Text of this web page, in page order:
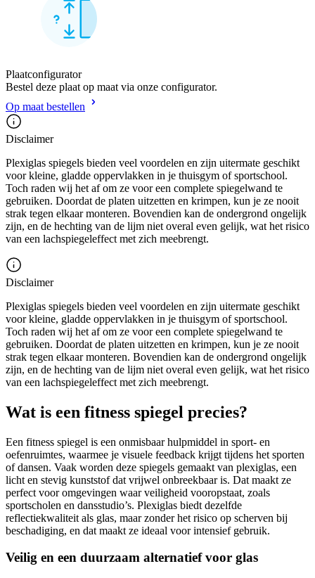
Plaatconfigurator
Bestel deze plaat op maat via onze configurator.
Op maat bestellen
Disclaimer
Plexiglas spiegels bieden veel voordelen en zijn uitermate geschikt
voor kleine, gladde oppervlakken in je thuisgym of sportschool.
Toch raden wij het af om ze voor een complete spiegelwand te
gebruiken. Doordat de platen uitzetten en krimpen, kun je ze nooit
strak tegen elkaar monteren. Bovendien kan de ondergrond ongelijk
zijn, en de hechting van de lijm niet overal even gelijk, wat het risico
van een lachspiegeleffect met zich meebrengt.
Disclaimer
Plexiglas spiegels bieden veel voordelen en zijn uitermate geschikt
voor kleine, gladde oppervlakken in je thuisgym of sportschool.
Toch raden wij het af om ze voor een complete spiegelwand te
gebruiken. Doordat de platen uitzetten en krimpen, kun je ze nooit
strak tegen elkaar monteren. Bovendien kan de ondergrond ongelijk
zijn, en de hechting van de lijm niet overal even gelijk, wat het risico
van een lachspiegeleffect met zich meebrengt.
Wat is een fitness spiegel precies?
Een fitness spiegel is een onmisbaar hulpmiddel in sport- en
oefenruimtes, waarmee je visuele feedback krijgt tijdens het sporten
of dansen. Vaak worden deze spiegels gemaakt van plexiglas, een
licht en stevig kunststof dat vrijwel onbreekbaar is. Dat maakt ze
perfect voor omgevingen waar veiligheid vooropstaat, zoals
sportscholen en dansstudio’s. Plexiglas biedt dezelfde
reflectiekwaliteit als glas, maar zonder het risico op scherven bij
beschadiging, en dat maakt ze ideaal voor intensief gebruik.
Veilig en een duurzaam alternatief voor glas